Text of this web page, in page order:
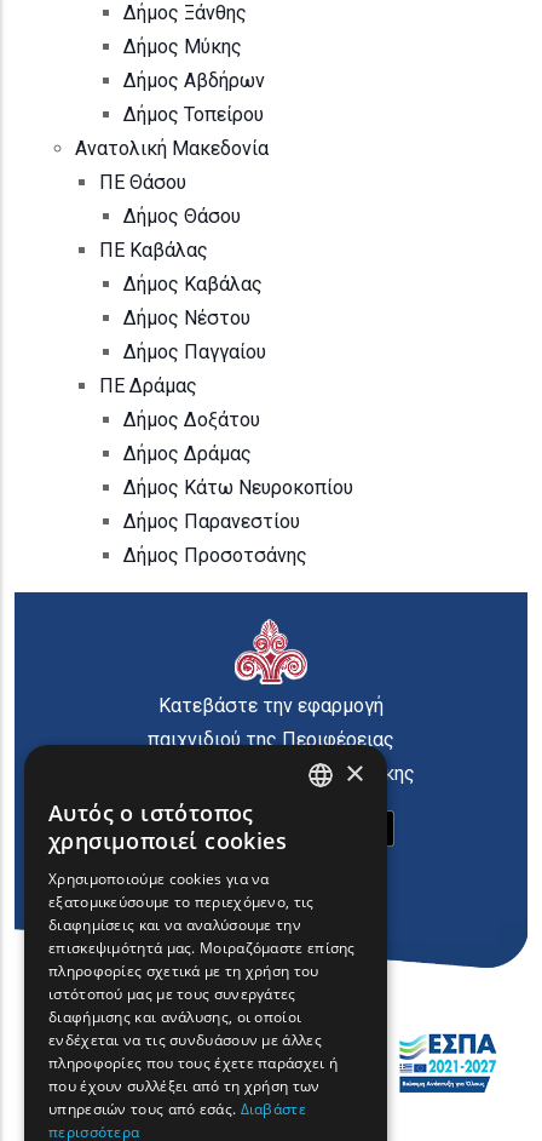
Δήμος Ξάνθης
Δήμος Μύκης
Δήμος Αβδήρων
Δήμος Τοπείρου
Ανατολική Μακεδονία
ΠΕ Θάσου
Δήμος Θάσου
ΠΕ Καβάλας
Δήμος Καβάλας
Δήμος Νέστου
Δήμος Παγγαίου
ΠΕ Δράμας
Δήμος Δοξάτου
Δήμος Δράμας
Δήμος Κάτω Νευροκοπίου
Δήμος Παρανεστίου
Δήμος Προσοτσάνης
Κατεβάστε την εφαρμογή
παιχνιδιού της Περιφέρειας
Ανατολικής Μακεδονίας Θράκης
FRENCH
BULGARIAN
ROMANIAN
TURKISH
×
Αυτός ο ιστότοπος
χρησιμοποιεί cookies
Χρησιμοποιούμε cookies για να
εξατομικεύσουμε το περιεχόμενο, τις
διαφημίσεις και να αναλύσουμε την
επισκεψιμότητά μας. Μοιραζόμαστε επίσης
πληροφορίες σχετικά με τη χρήση του
ιστότοπού μας με τους συνεργάτες
διαφήμισης και ανάλυσης, οι οποίοι
ενδέχεται να τις συνδυάσουν με άλλες
πληροφορίες που τους έχετε παράσχει ή
που έχουν συλλέξει από τη χρήση των
υπηρεσιών τους από εσάς. Διαβάστε
περισσότερα